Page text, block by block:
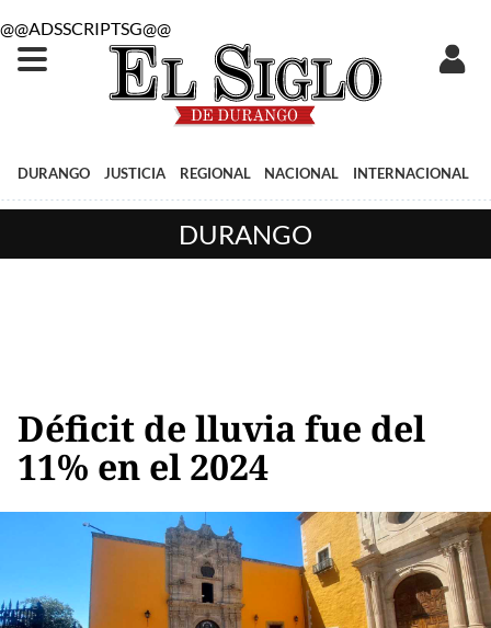
@@ADSSCRIPTSG@@
DURANGO JUSTICIA REGIONAL NACIONAL INTERNACIONAL
DURANGO
Déficit de lluvia fue del
11% en el 2024